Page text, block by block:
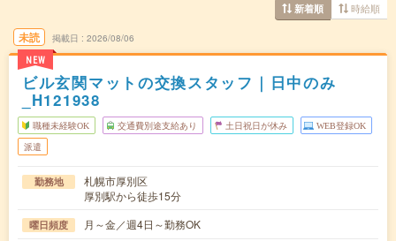
新着順 時給順
未読
NEW
掲載日 2026/08/06
ビル玄関マットの交換スタッフ｜日中のみ
_H121938
職種未経験OK 交通費別途支給あり 土日祝日が休み WEB登録OK
派遣
勤務地
札幌市厚別区
厚別駅から徒歩15分
曜日頻度 月～金／週4日～勤務OK